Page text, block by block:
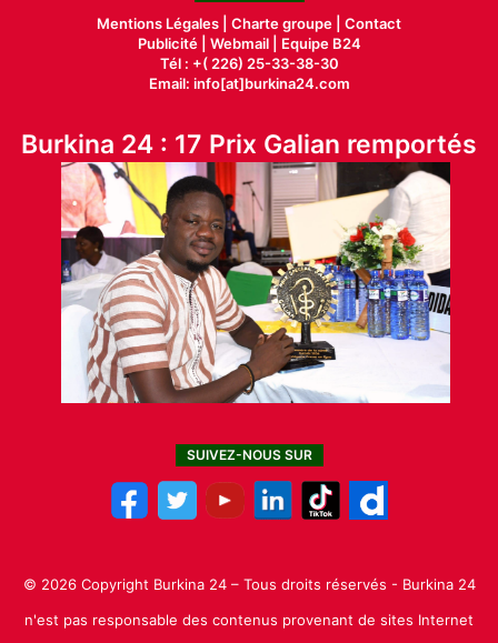
Mentions Légales | Charte groupe | Contact
Publicité| Webmail |
Equipe B24
Tél : +( 226) 25-33-38-30
Email: info[at]burkina24.com
Burkina 24 : 17 Prix Galian remportés
SUIVEZ-NOUS SUR
© 2026 Copyright Burkina 24 – Tous droits réservés - Burkina 24
n'est pas responsable des contenus provenant de sites Internet